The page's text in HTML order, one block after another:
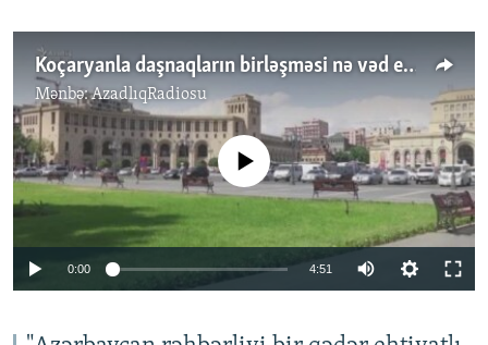
Koçaryanla daşnaqların birləşməsi nə vəd edir?
Mənbə:AzadlıqRadiosu
No media source currently available
0:00 4:51
360p